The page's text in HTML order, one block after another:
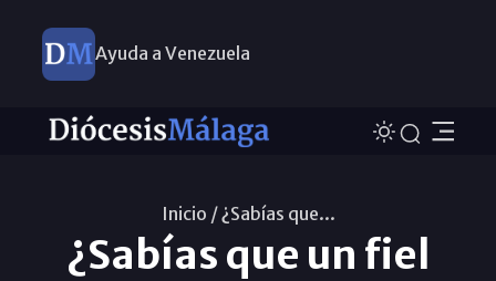
Ayuda a Venezuela
Inicio /¿Sabías que...
¿Sabías que un fiel